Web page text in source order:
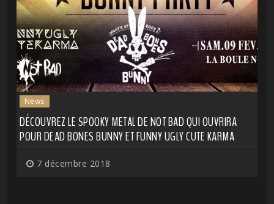
News
DÉCOUVREZ LE SPOOKY METAL DE NOT BAD QUI OUVRIRA
POUR DEAD BONES BUNNY ET FUNNY UGLY CUTE KARMA
7 décembre 2018